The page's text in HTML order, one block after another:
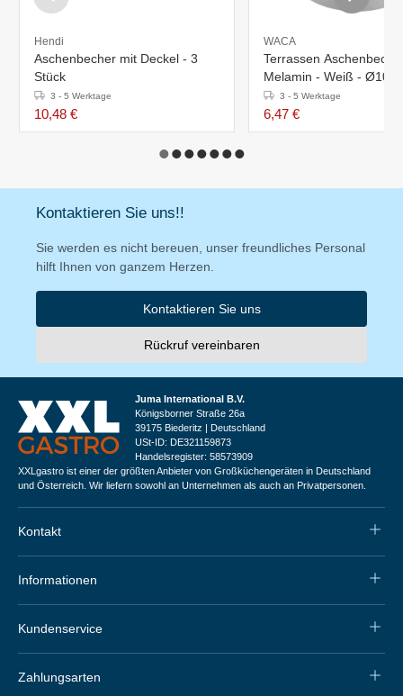
Hendi
Aschenbecher mit Deckel - 3
Stück
3 - 5 Werktage
10,48 €
WACA
Terrassen
Melamin - Weiß -
3 - 5 Werktage
6,47 €
Kontaktieren Sie uns!!
Sie werden es nicht bereuen, unser freundliches Personal
hilft Ihnen von ganzem Herzen.
Kontaktieren Sie uns
Rückruf vereinbaren
Juma International B.V.
Königsborner Straße 26a
39175 Biederitz | Deutschland
USt-ID: DE321159873
Handelsregister: 58573909
XXLgastro ist einer der größten Anbieter von Großküchengeräten in Deutschland
und Österreich. Wir liefern sowohl an Unternehmen als auch an Privatpersonen.
Kontakt
Informationen
Kundenservice
Zahlungsarten